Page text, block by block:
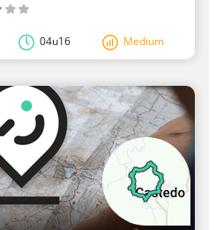
04u16 Medium